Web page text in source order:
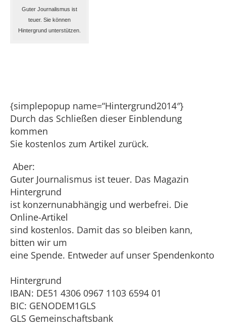
Guter Journalismus ist
teuer. Sie können
Hintergrund unterstützen.
{simplepopup name=“Hintergrund2014″}
Durch das Schließen dieser Einblendung
kommen
Sie kostenlos zum Artikel zurück.
Aber:
Guter Journalismus ist teuer. Das Magazin
Hintergrund
ist konzernunabhängig und werbefrei. Die
Online-Artikel
sind kostenlos. Damit das so bleiben kann,
bitten wir um
eine Spende. Entweder auf unser Spendenkonto
Hintergrund
IBAN: DE51 4306 0967 1103 6594 01
BIC: GENODEM1GLS
GLS Gemeinschaftsbank